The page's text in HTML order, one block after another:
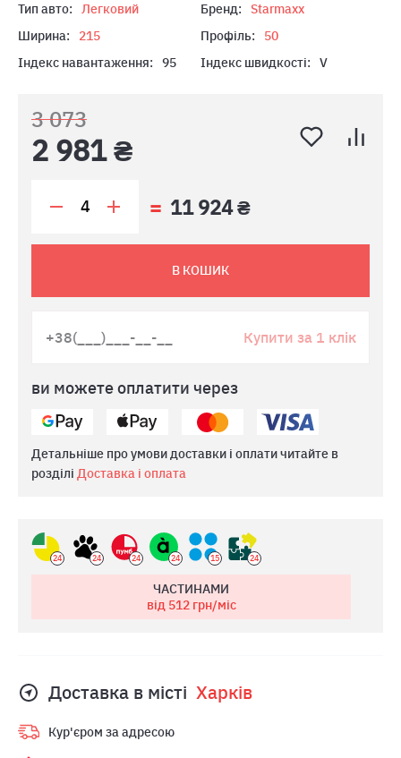
Тип авто: Легковий Бренд:
Starmaxx
Ширина:
215 Профіль:
50
Індекс навантаження:
95 Індекс швидкості: V
3 073
2 981 ₴
11 924 ₴
В КОШИК
Купити за 1 клік
ви можете оплатити через
Детальніше про умови доставки і оплати читайте в
розділі Доставка і оплата
24 24 24 24 15 24
ЧАСТИНАМИ
від 512грн/міс
Доставка в місті Харкiв
Кур'єром за адресою